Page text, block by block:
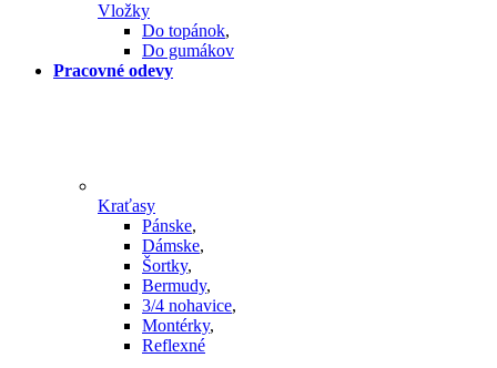
Vložky
Do topánok,
Do gumákov
Pracovné odevy
Kraťasy
Pánske,
Dámske,
Šortky,
Bermudy,
3/4 nohavice,
Montérky,
Reflexné